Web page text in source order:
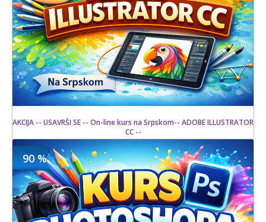
AKCIJA -- USAVRŠI SE -- On-line kurs na Srpskom-- ADOBE ILLUSTRATOR
CC --
Kupljeno
25 kom.
1500 din
15000 din
90 %